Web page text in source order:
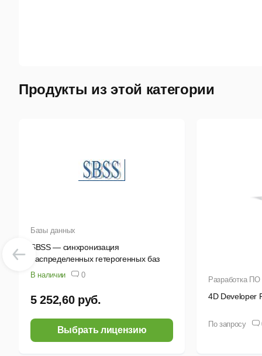
Продукты из этой категории
Базы данных
SBSS — синхронизация
распределенных гетерогенных баз
данных (ANSI-версия)
В наличии 0
5 252,60 руб.
Выбрать лицензию
Разработка ПО
4D Developer
По запросу